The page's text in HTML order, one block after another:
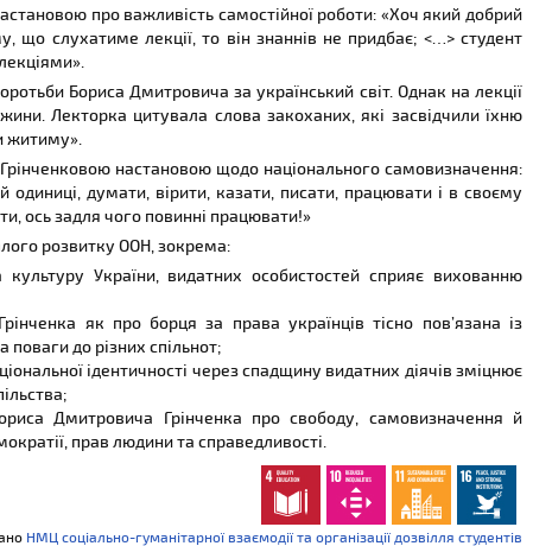
про важливість самостійної роботи: «Хоч який добрий
що слухатиме лекції, то він знаннів не придбає; <…> студент
Бориса Дмитровича за український світ. Однак на лекції
Лекторка цитувала слова закоханих, які засвідчили їхню
житиму».
настановою щодо національного самовизначення:
одиниці, думати, вірити, казати, писати, працювати і в своєму
ось задля чого повинні працювати!»
розвитку ООН, зокрема:
України, видатних особистостей сприяє вихованню
як про борця за права українців тісно пов’язана із
поваги до різних спільнот;
ідентичності через спадщину видатних діячів зміцнює
Дмитровича Грінченка про свободу, самовизначення й
прав людини та справедливості.
НМЦ соціально-гуманітарної взаємодії та організації дозвілля студентів